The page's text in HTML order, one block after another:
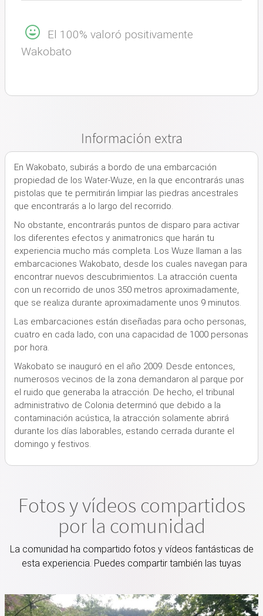
El 100% valoró positivamente
Wakobato
Información extra
En Wakobato, subirás a bordo de una embarcación
propiedad de los Water-Wuze, en la que encontrarás unas
pistolas que te permitirán limpiar las piedras ancestrales
que encontrarás a lo largo del recorrido.
No obstante, encontrarás puntos de disparo para activar
los diferentes efectos y animatronics que harán tu
experiencia mucho más completa. Los Wuze llaman a las
embarcaciones Wakobato, desde los cuales navegan para
encontrar nuevos descubrimientos. La atracción cuenta
con un recorrido de unos 350 metros aproximadamente,
que se realiza durante aproximadamente unos 9 minutos.
Las embarcaciones están diseñadas para ocho personas,
cuatro en cada lado, con una capacidad de 1000 personas
por hora.
Wakobato se inauguró en el año 2009. Desde entonces,
numerosos vecinos de la zona demandaron al parque por
el ruido que generaba la atracción. De hecho, el tribunal
administrativo de Colonia determinó que debido a la
contaminación acústica, la atracción solamente abrirá
durante los días laborables, estando cerrada durante el
domingo y festivos.
Fotos y vídeos compartidos
por la comunidad
La comunidad ha compartido fotos y vídeos fantásticas de
esta experiencia. Puedes compartir también las tuyas